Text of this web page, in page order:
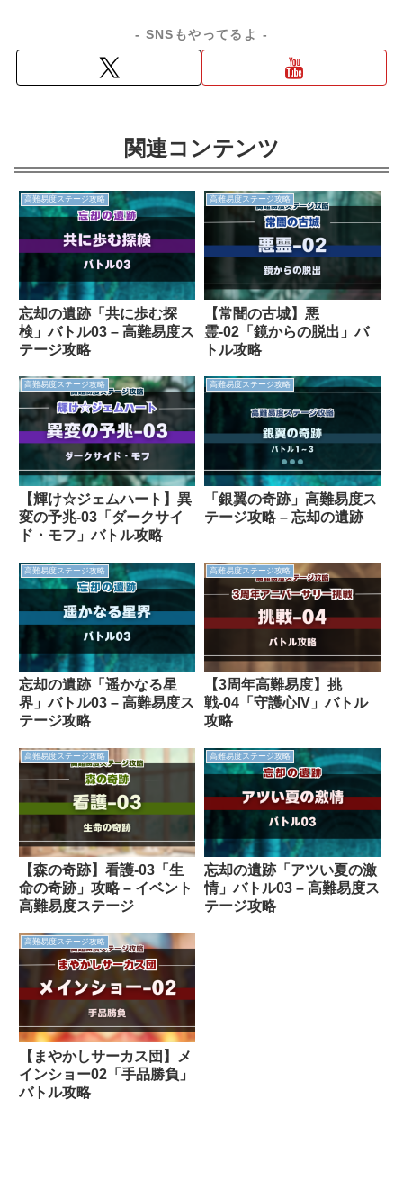
- SNSもやってるよ -
関連コンテンツ
高難易度ステージ攻略
忘却の遺跡「共に歩む探
検」バトル03 – 高難易度ス
テージ攻略
高難易度ステージ攻略
【常闇の古城】悪
霊-02「鏡からの脱出」バ
トル攻略
高難易度ステージ攻略
【輝け☆ジェムハート】異
変の予兆-03「ダークサイ
ド・モフ」バトル攻略
高難易度ステージ攻略
「銀翼の奇跡」高難易度ス
テージ攻略 – 忘却の遺跡
高難易度ステージ攻略
忘却の遺跡「遥かなる星
界」バトル03 – 高難易度ス
テージ攻略
高難易度ステージ攻略
【3周年高難易度】挑
戦-04「守護心IV」バトル
攻略
高難易度ステージ攻略
【森の奇跡】看護-03「生
命の奇跡」攻略 – イベント
高難易度ステージ
高難易度ステージ攻略
忘却の遺跡「アツい夏の激
情」バトル03 – 高難易度ス
テージ攻略
高難易度ステージ攻略
【まやかしサーカス団】メ
インショー02「手品勝負」
バトル攻略